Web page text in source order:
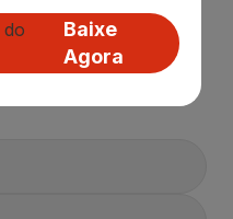
Baixe
Agora
Novidades